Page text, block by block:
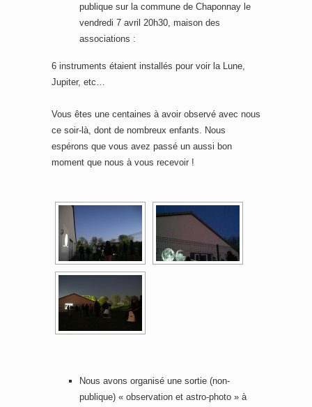
publique sur la commune de Chaponnay le
vendredi 7 avril 20h30, maison des
associations :
6 instruments étaient installés pour voir la Lune,
Jupiter, etc…
Vous êtes une centaines à avoir observé avec nous
ce soir-là, dont de nombreux enfants. Nous
espérons que vous avez passé un aussi bon
moment que nous à vous recevoir !
Nous avons organisé une sortie (non-
publique) « observation et astro-photo » à